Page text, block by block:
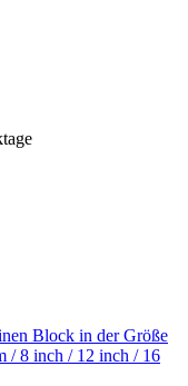
Block in der Größe
/ 8 inch / 12 inch / 16